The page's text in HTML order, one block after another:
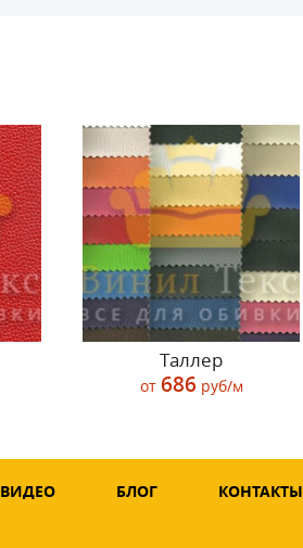
Таллер
от 686 руб/м
ВИДЕО БЛОГ КОНТАКТЫ